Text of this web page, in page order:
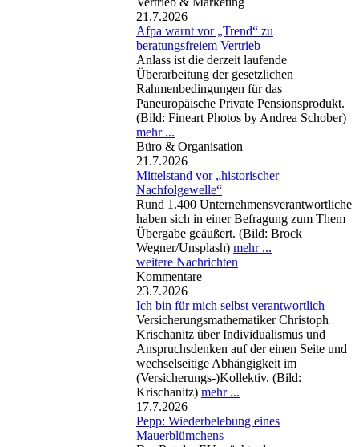
21.7.2026
Afpa warnt vor „Trend“ zu
beratungsfreiem Vertrieb
Anlass ist die derzeit laufende
Überarbeitung der gesetzlichen
Rahmenbedingungen für das
Paneuropäische Private Pensionsprodukt.
(Bild: Fineart Photos by Andrea Schober)
mehr ...
Büro & Organisation
21.7.2026
Mittelstand vor „historischer
Nachfolgewelle“
Rund 1.400 Unternehmensverantwortliche
haben sich in einer Befragung zum Them
Übergabe geäußert. (Bild: Brock
Wegner/Unsplash) mehr ...
weitere Nachrichten
Kommentare
23.7.2026
Ich bin für mich selbst verantwortlich
Versicherungsmathematiker Christoph
Krischanitz über Individualismus und
Anspruchsdenken auf der einen Seite und
wechselseitige Abhängigkeit im
(Versicherungs-)Kollektiv. (Bild:
Krischanitz) mehr ...
17.7.2026
Pepp: Wiederbelebung eines
Mauerblümchens